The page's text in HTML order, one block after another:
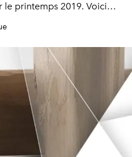
le printemps 2019. Voici